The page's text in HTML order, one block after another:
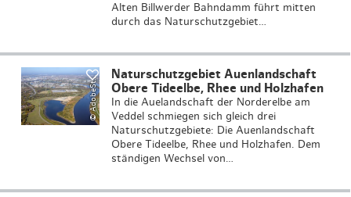
Alten Billwerder Bahndamm führt mitten
durch das Naturschutzgebiet…
©
A
d
o
b
e
S
t
o
c
k
_
4
4
7
5
2
9
7
6
1
Naturschutzgebiet Auenlandschaft
Obere Tideelbe, Rhee und Holzhafen
In die Auelandschaft der Norderelbe am
Veddel schmiegen sich gleich drei
Naturschutzgebiete: Die Auenlandschaft
Obere Tideelbe, Rhee und Holzhafen. Dem
ständigen Wechsel von…